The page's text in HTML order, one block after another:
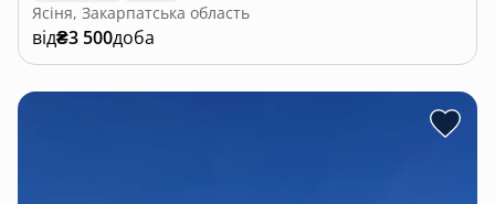
Ясіня, Закарпатська область
від₴3 500доба